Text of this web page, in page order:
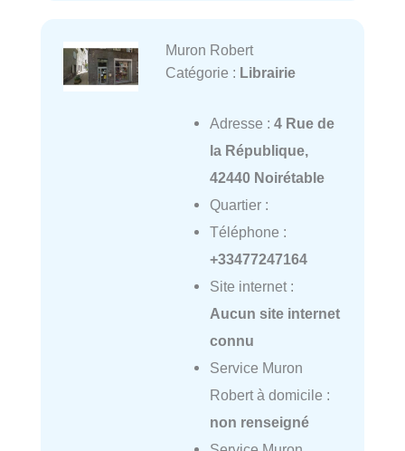
Muron Robert
Catégorie : Librairie
Adresse : 4 Rue de
la République,
42440 Noirétable
Quartier :
Téléphone :
+33477247164
Site internet :
Aucun site internet
connu
Service Muron
Robert à domicile :
non renseigné